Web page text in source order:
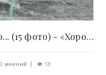
За секунду до... (15 фото) - «Хорошее настроение»..
0 мнений 13